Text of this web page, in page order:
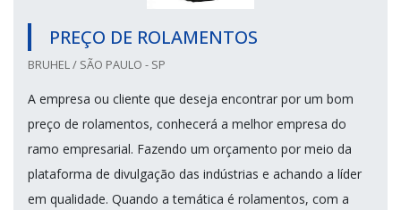
PREÇO DE ROLAMENTOS
BRUHEL / SÃO PAULO - SP
A empresa ou cliente que deseja encontrar por um bom
preço de rolamentos, conhecerá a melhor empresa do
ramo empresarial. Fazendo um orçamento por meio da
plataforma de divulgação das indústrias e achando a líder
em qualidade. Quando a temática é rolamentos, com a